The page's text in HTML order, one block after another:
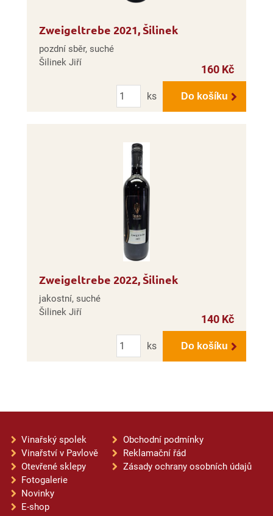
Zweigeltrebe 2021, Šilinek
pozdní sběr, suché
Šilinek Jiří
160 Kč
Počet
ks
Do košíku
Zweigeltrebe 2022, Šilinek
jakostní, suché
Šilinek Jiří
140 Kč
Počet
ks
Do košíku
Vinařský spolek
Vinařství v Pavlově
Otevřené sklepy
Fotogalerie
Novinky
E-shop
Obchodní podmínky
Reklamační řád
Zásady ochrany osobních údajů